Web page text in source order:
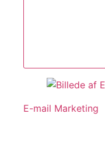
E-mail Marketing